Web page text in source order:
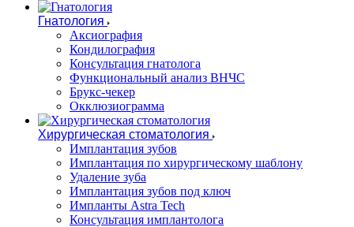
Гнатология
Аксиография
Кондилография
Консультация гнатолога
Функциональный анализ ВНЧС
Брукс-чекер
Окклюзиограмма
Хирургическая стоматология
Имплантация зубов
Имплантация по хирургическому шаблону
Удаление зуба
Имплантация зубов под ключ
Импланты Astra Tech
Консультация имплантолога